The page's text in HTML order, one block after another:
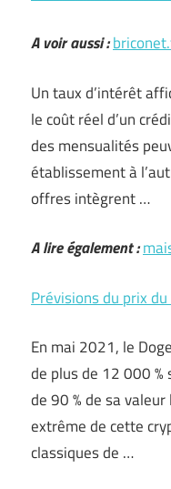
A voir aussi :
Un taux d’intérêt
le coût réel d’un
des mensualités
établissement à
offres intègrent …
A lire également :
Prévisions du prix
En mai 2021, le
de plus de 12 000
de 90 % de sa
extrême de cette
classiques de …